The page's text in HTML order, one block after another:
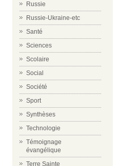
Russie
Russie-Ukraine-etc
Santé
Sciences
Scolaire
Social
Société
Sport
Synthèses
Technologie
Témoignage
évangélique
Terre Sainte